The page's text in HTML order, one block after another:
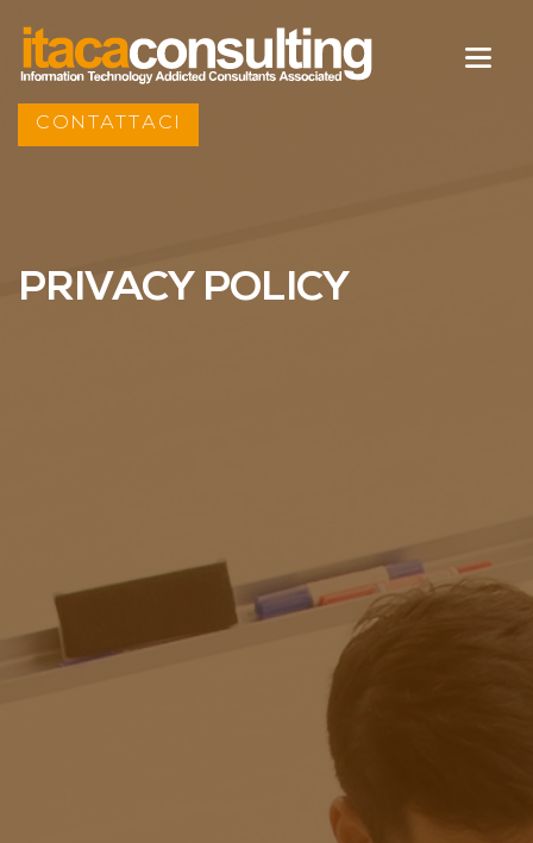
CONTATTACI
PRIVACY POLICY